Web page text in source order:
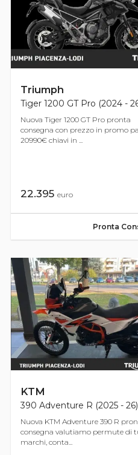
Triumph
Tiger 1200 GT Pro (2024 -
Nuova Tiger 1200 GT Pro pronta
consegna con prezzo in promo
20990€ chiavi in ...
22.395 euro
Pronta
KTM
390 Adventure R (2025 - 26)
Nuova KTM Adventure 390 R
consegna valutiamo permute di
marchi, conta...